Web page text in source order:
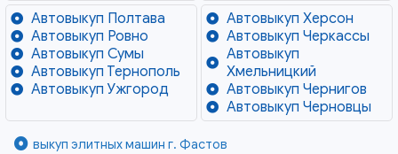
Автовыкуп Полтава
Автовыкуп Ровно
Автовыкуп Сумы
Автовыкуп Тернополь
Автовыкуп Ужгород
Автовыкуп Херсон
Автовыкуп Черкассы
Автовыкуп
Хмельницкий
Автовыкуп Чернигов
Автовыкуп Черновцы
выкуп элитных машин г. Фастов